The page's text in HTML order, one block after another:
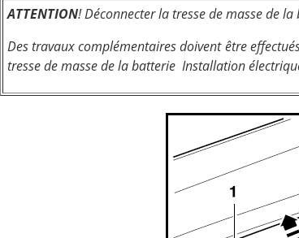
ATTENTION! Déconnecter la tresse de masse de
Des travaux complémentaires doivent être
tresse de masse de la batterie Installation